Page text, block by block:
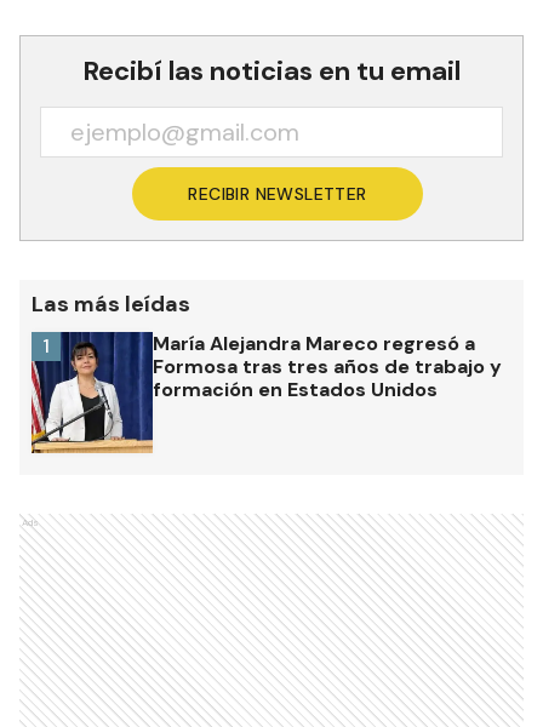
Recibí las noticias en tu email
RECIBIR NEWSLETTER
Las más leídas
María Alejandra Mareco regresó a
Formosa tras tres años de trabajo y
formación en Estados Unidos
1
Ads